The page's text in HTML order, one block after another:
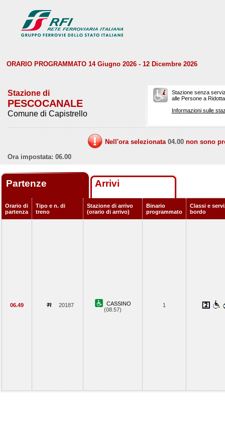
ORARIO PROGRAMMATO 14 Giugno 2026 - 12 Dicembre 2026
Stazione di
PESCOCANALE
Comune di Capistrello
Stazione senza
alle Persone a
Informazioni sulle
Nell'ora selezionata 04.00 non sono
Ora impostata: 06.00
Partenze Arrivi
Orario di
partenza
Tipo e n. di
treno
Stazione di arrivo
(orario di arrivo)
Binario
programmato
Classi e
bordo
06.49 20187
CASSINO
(08.57)
1